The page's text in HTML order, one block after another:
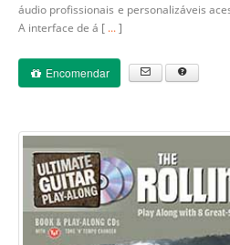
áudio profissionais e personalizáveis
A interface de á [ ...]
Encomendar